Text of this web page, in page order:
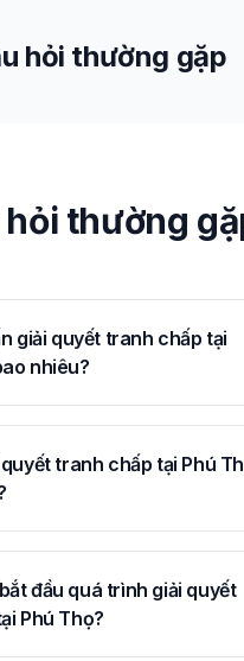
hỏi thường gặp
hỏi thường
giải quyết tranh chấp tại
nhiêu?
tranh chấp tại Phú
đầu quá trình giải quyết
Phú Thọ?